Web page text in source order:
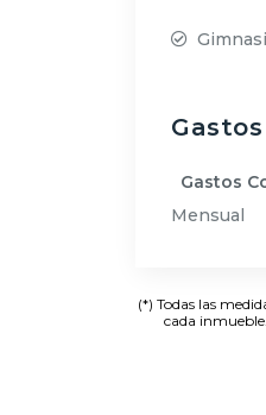
Gastos
Mensual
(*) Todas las
cada